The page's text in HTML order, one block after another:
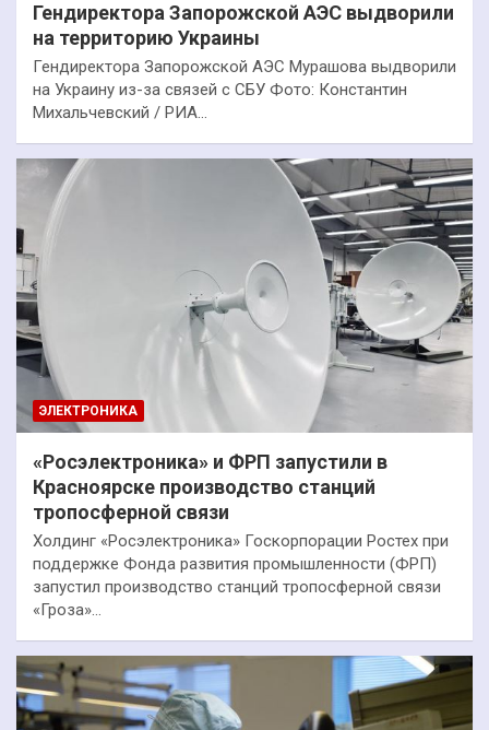
Гендиректора Запорожской АЭС выдворили
на территорию Украины
Гендиректора Запорожской АЭС Мурашова выдворили
на Украину из-за связей с СБУ Фото: Константин
Михальчевский / РИА…
ЭЛЕКТРОНИКА
«Росэлектроника» и ФРП запустили в
Красноярске производство станций
тропосферной связи
Холдинг «Росэлектроника» Госкорпорации Ростех при
поддержке Фонда развития промышленности (ФРП)
запустил производство станций тропосферной связи
«Гроза»…